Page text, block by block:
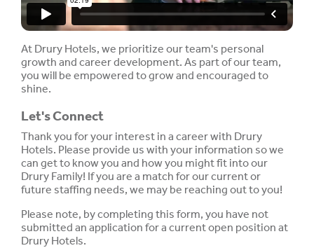
At Drury Hotels, we prioritize our team's personal
growth and career development. As part of our team,
you will be empowered to grow and encouraged to
shine.
Let's Connect
Thank you for your interest in a career with Drury
Hotels. Please provide us with your information so we
can get to know you and how you might fit into our
Drury Family! If you are a match for our current or
future staffing needs, we may be reaching out to you!
Please note, by completing this form, you have not
submitted an application for a current open position at
Drury Hotels.